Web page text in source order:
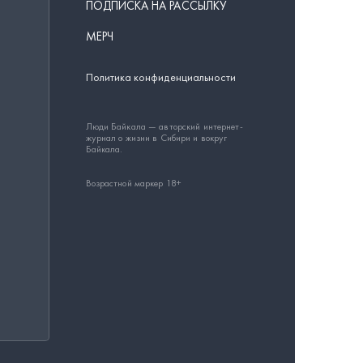
ПОДПИСКА НА РАССЫЛКУ
МЕРЧ
Политика конфиденциальности
Люди Байкала — авторский интернет-
журнал о жизни в Сибири и вокруг
Байкала.
Возрастной маркер 18+